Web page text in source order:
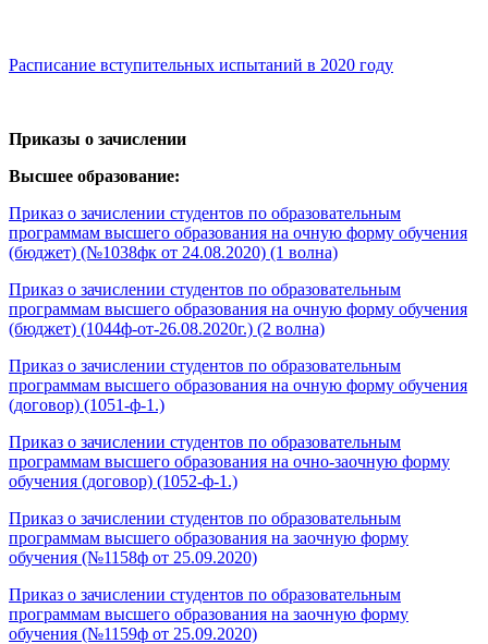
Расписание вступительных испытаний в 2020 году
Приказы о зачислении
Высшее образование:
Приказ о зачислении студентов по образовательным
программам высшего образования на очную форму обучения
(бюджет) (№1038фк от 24.08.2020) (1 волна)
Приказ о зачислении студентов по образовательным
программам высшего образования на очную форму обучения
(бюджет) (1044ф-от-26.08.2020г.) (2 волна)
Приказ о зачислении студентов по образовательным
программам высшего образования на очную форму обучения
(договор) (1051-ф-1.)
Приказ о зачислении студентов по образовательным
программам высшего образования на очно-заочную форму
обучения (договор) (1052-ф-1.)
Приказ о зачислении студентов по образовательным
программам высшего образования на заочную форму
обучения (№1158ф от 25.09.2020)
Приказ о зачислении студентов по образовательным
программам высшего образования на заочную форму
обучения (№1159ф от 25.09.2020)